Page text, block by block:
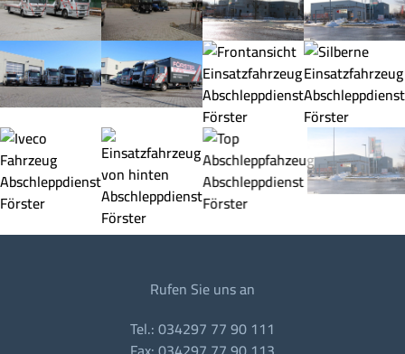
Rufen Sie uns an
Tel.: 034297 77 90 111